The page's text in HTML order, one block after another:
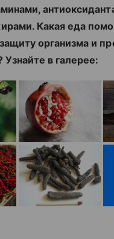
Какая еда
организма и
Узнайте в галерее: